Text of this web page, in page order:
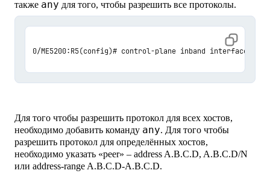
также any для того, чтобы разрешить все протоколы.
0/ME5200:R5(config)# control-plane inband interface all
Для того чтобы разрешить протокол для всех хостов,
необходимо добавить команду any. Для того чтобы
разрешить протокол для определённых хостов,
необходимо указать «peer» – address A.B.C.D, A.B.C.D/N
или address-range A.B.C.D-A.B.C.D.